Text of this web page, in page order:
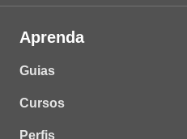
Aprenda
Guias
Cursos
Perfis